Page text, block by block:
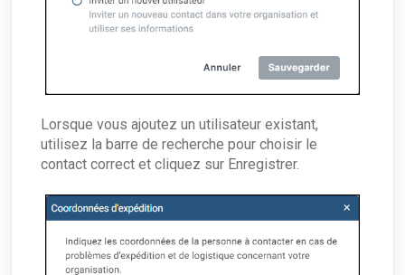
Lorsque vous ajoutez un utilisateur existant,
utilisez la barre de recherche pour choisir le
contact correct et cliquez sur Enregistrer.